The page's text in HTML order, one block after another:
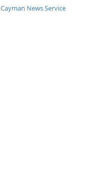
Cayman News Service